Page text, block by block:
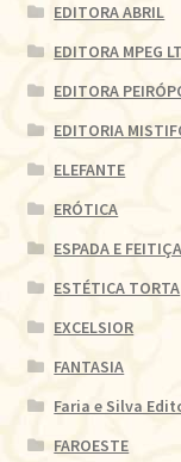
EDITORA ABRIL
EDITORA MPEG
EDITORA
EDITORIA
ELEFANTE
ERÓTICA
ESPADA E
ESTÉTICA TORTA
EXCELSIOR
FANTASIA
Faria e Silva
FAROESTE